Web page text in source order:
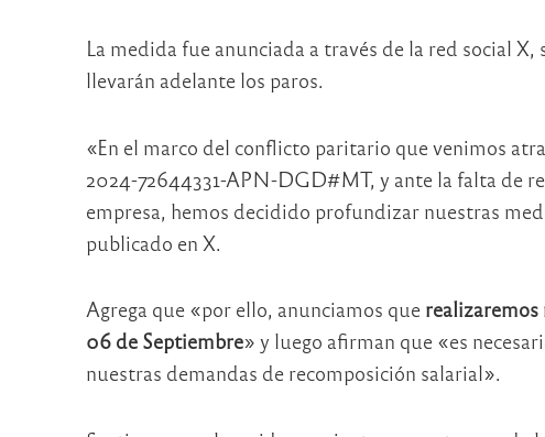
La medida fue anunciada a través de la red social
llevarán adelante los paros.
«En el marco del conflicto paritario que venimos
2024-72644331-APN-DGD#MT, y ante la falta de
empresa, hemos decidido profundizar nuestras
publicado en X.
Agrega que «por ello, anunciamos que realizaremos
06 de Septiembre» y luego afirman que «es
nuestras demandas de recomposición salarial».